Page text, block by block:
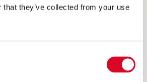
that they’ve collected from your use
ombord skip. Zenitels